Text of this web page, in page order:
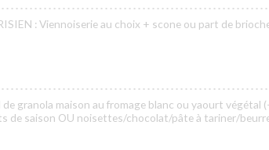
: Viennoiserie au choix + scone ou part de
de granola maison au fromage blanc ou yaourt végétal
de saison OU noisettes/chocolat/pâte à tariner/